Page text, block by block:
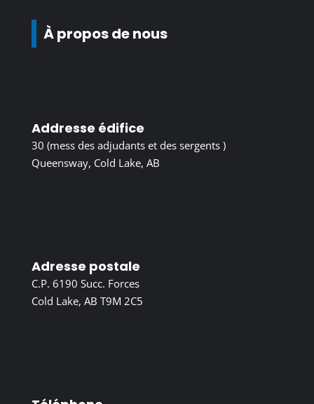
À propos de nous
Addresse édifice
30 (mess des adjudants et des sergents )
Queensway, Cold Lake, AB
Adresse postale
C.P. 6190 Succ. Forces
Cold Lake, AB T9M 2C5